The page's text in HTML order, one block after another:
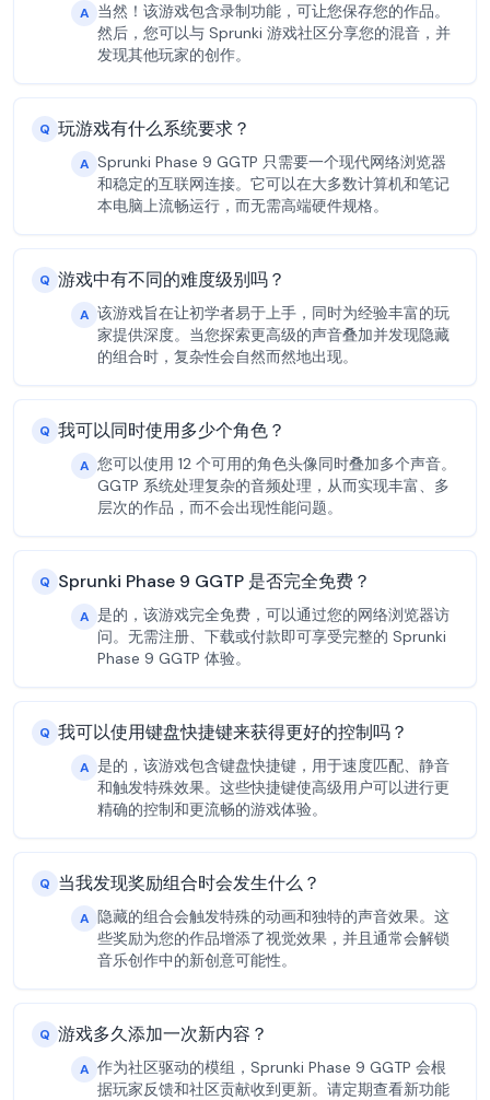
A 当然！该游戏包含录制功能，可让您保存您的作品。
然后，您可以与 Sprunki 游戏社区分享您的混音，并
发现其他玩家的创作。
Q 玩游戏有什么系统要求？
A Sprunki Phase 9 GGTP 只需要一个现代网络浏览器
和稳定的互联网连接。它可以在大多数计算机和笔记
本电脑上流畅运行，而无需高端硬件规格。
Q 游戏中有不同的难度级别吗？
A 该游戏旨在让初学者易于上手，同时为经验丰富的玩
家提供深度。当您探索更高级的声音叠加并发现隐藏
的组合时，复杂性会自然而然地出现。
Q 我可以同时使用多少个角色？
A 您可以使用 12 个可用的角色头像同时叠加多个声音。
GGTP 系统处理复杂的音频处理，从而实现丰富、多
层次的作品，而不会出现性能问题。
Q Sprunki Phase 9 GGTP 是否完全免费？
A 是的，该游戏完全免费，可以通过您的网络浏览器访
问。无需注册、下载或付款即可享受完整的 Sprunki
Phase 9 GGTP 体验。
Q 我可以使用键盘快捷键来获得更好的控制吗？
A 是的，该游戏包含键盘快捷键，用于速度匹配、静音
和触发特殊效果。这些快捷键使高级用户可以进行更
精确的控制和更流畅的游戏体验。
Q 当我发现奖励组合时会发生什么？
A 隐藏的组合会触发特殊的动画和独特的声音效果。这
些奖励为您的作品增添了视觉效果，并且通常会解锁
音乐创作中的新创意可能性。
Q 游戏多久添加一次新内容？
A 作为社区驱动的模组，Sprunki Phase 9 GGTP 会根
据玩家反馈和社区贡献收到更新。请定期查看新功能